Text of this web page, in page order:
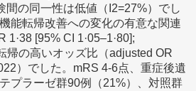
間の同一性は低値（I2=27%）でし
能転帰改善への変化の有意な関連
1·38 [95% CI 1·05–1·80];
帰の高いオッズ比（adjusted OR
）でした。mRS 4-6点、重症後遺
プラーゼ群90例（21%）、対照群